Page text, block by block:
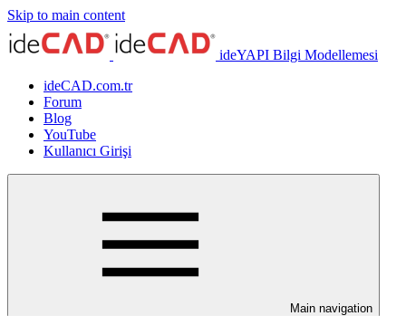
Skip to main content
ideYAPI Bilgi Modellemesi
ideCAD.com.tr
Forum
Blog
YouTube
Kullanıcı Girişi
Main navigation